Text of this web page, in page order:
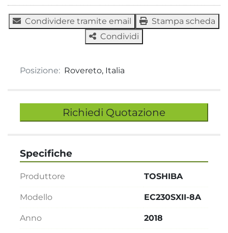
Condividere tramite email
Stampa scheda
Condividi
Posizione: Rovereto, Italia
Richiedi Quotazione
Specifiche
Produttore TOSHIBA
Modello EC230SXII-8A
Anno 2018